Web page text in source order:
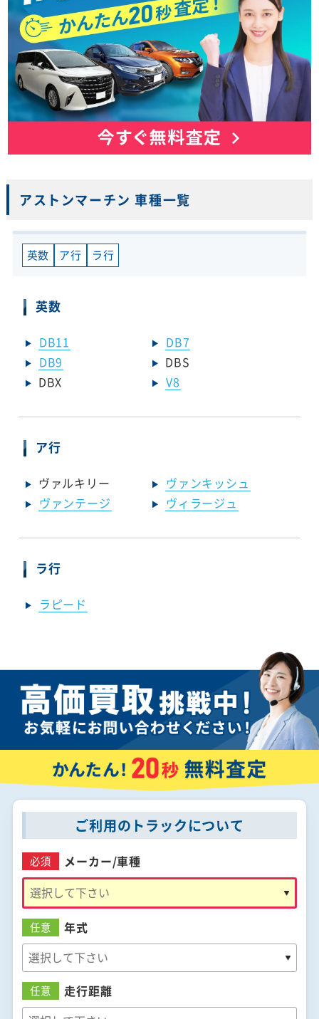
アストンマーチン 車種一覧
英数 ア行 ラ行
英数
DB11
DB7
DB9
DBS
DBX
V8
ア行
ヴァルキリー
ヴァンキッシュ
ヴァンテージ
ヴィラージュ
ラ行
ラピード
ご利用のトラックについて
必須 メーカー/車種
任意 年式
任意 走行距離